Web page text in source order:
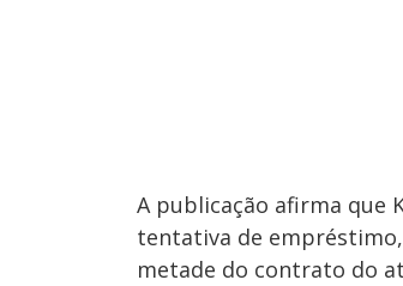
A publicação afirma que
tentativa de
metade do contrato do